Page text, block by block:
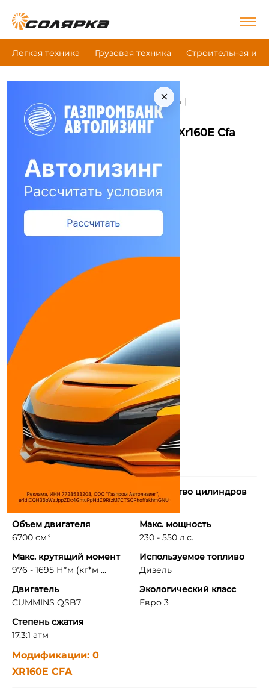
Легкая техника Грузовая техника Строительная и
×
Главная Строительная и дорожная техника |
Буровая установка Xcmg Xr160E Cfa
Буровая установка Xcmg Xr160E Cfa
Тип двигателя
Рядный, 6-цилиндровы ...
Количество цилиндров
6
Объем двигателя
6700 см³
Макс. мощность
230 - 550 л.с.
Макс. крутящий момент
976 - 1695 Н*м (кг*м ...
Используемое топливо
Дизель
Двигатель
CUMMINS QSB7
Экологический класс
Евро 3
Степень сжатия
17.3:1 атм
Модификации: 0
XR160E CFA